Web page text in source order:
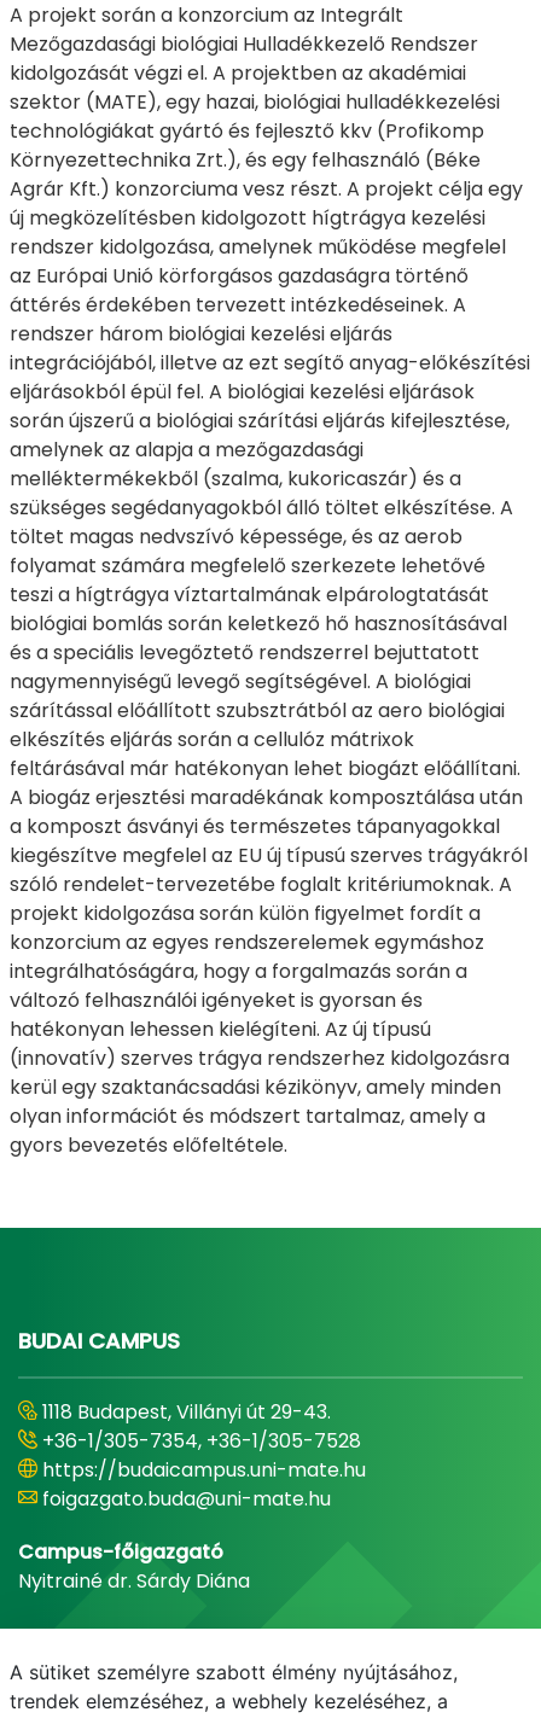
A projekt során a konzorcium az Integrált
Mezőgazdasági biológiai Hulladékkezelő Rendszer
kidolgozását végzi el. A projektben az akadémiai
szektor (MATE), egy hazai, biológiai hulladékkezelési
technológiákat gyártó és fejlesztő kkv (Profikomp
Környezettechnika Zrt.), és egy felhasználó (Béke
Agrár Kft.) konzorciuma vesz részt. A projekt célja egy
új megközelítésben kidolgozott hígtrágya kezelési
rendszer kidolgozása, amelynek működése megfelel
az Európai Unió körforgásos gazdaságra történő
áttérés érdekében tervezett intézkedéseinek. A
rendszer három biológiai kezelési eljárás
integrációjából, illetve az ezt segítő anyag-előkészítési
eljárásokból épül fel. A biológiai kezelési eljárások
során újszerű a biológiai szárítási eljárás kifejlesztése,
amelynek az alapja a mezőgazdasági
melléktermékekből (szalma, kukoricaszár) és a
szükséges segédanyagokból álló töltet elkészítése. A
töltet magas nedvszívó képessége, és az aerob
folyamat számára megfelelő szerkezete lehetővé
teszi a hígtrágya víztartalmának elpárologtatását
biológiai bomlás során keletkező hő hasznosításával
és a speciális levegőztető rendszerrel bejuttatott
nagymennyiségű levegő segítségével. A biológiai
szárítással előállított szubsztrátból az aero biológiai
elkészítés eljárás során a cellulóz mátrixok
feltárásával már hatékonyan lehet biogázt előállítani.
A biogáz erjesztési maradékának komposztálása után
a komposzt ásványi és természetes tápanyagokkal
kiegészítve megfelel az EU új típusú szerves trágyákról
szóló rendelet-tervezetébe foglalt kritériumoknak. A
projekt kidolgozása során külön figyelmet fordít a
konzorcium az egyes rendszerelemek egymáshoz
integrálhatóságára, hogy a forgalmazás során a
változó felhasználói igényeket is gyorsan és
hatékonyan lehessen kielégíteni. Az új típusú
(innovatív) szerves trágya rendszerhez kidolgozásra
kerül egy szaktanácsadási kézikönyv, amely minden
olyan információt és módszert tartalmaz, amely a
gyors bevezetés előfeltétele.
BUDAI CAMPUS
1118 Budapest, Villányi út 29-43.
+36-1/305-7354, +36-1/305-7528
https://budaicampus.uni-mate.hu
foigazgato.buda@uni-mate.hu
Campus-főigazgató
Nyitrainé dr. Sárdy Diána
A sütiket személyre szabott élmény nyújtásához,
trendek elemzéséhez, a webhely kezeléséhez, a